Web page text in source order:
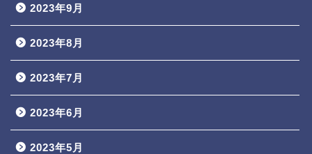
2023年9月
2023年8月
2023年7月
2023年6月
2023年5月